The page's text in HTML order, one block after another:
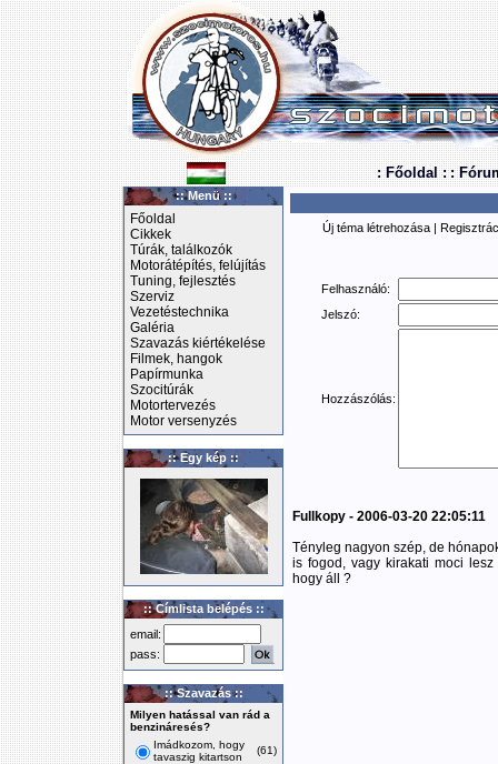
: Főoldal : :
:: Menü ::
Főoldal
Cikkek
Túrák, találkozók
Motorátépítés, felújítás
Tuning, fejlesztés
Szerviz
Vezetéstechnika
Galéria
Szavazás kiértékelése
Filmek, hangok
Papírmunka
Szocitúrák
Motortervezés
Motor versenyzés
:: Egy kép ::
:: Címlista belépés ::
email:
pass:
:: Szavazás ::
Milyen hatással van rád a
benzináresés?
Imádkozom, hogy
tavaszig kitartson
(61)
Új téma létrehozása |
Felhasználó:
Jelszó:
Hozzászólás:
Fullkopy - 2006-03-20 22:05:11
Tényleg nagyon szép, de
is fogod, vagy kirakati moci
hogy áll ?